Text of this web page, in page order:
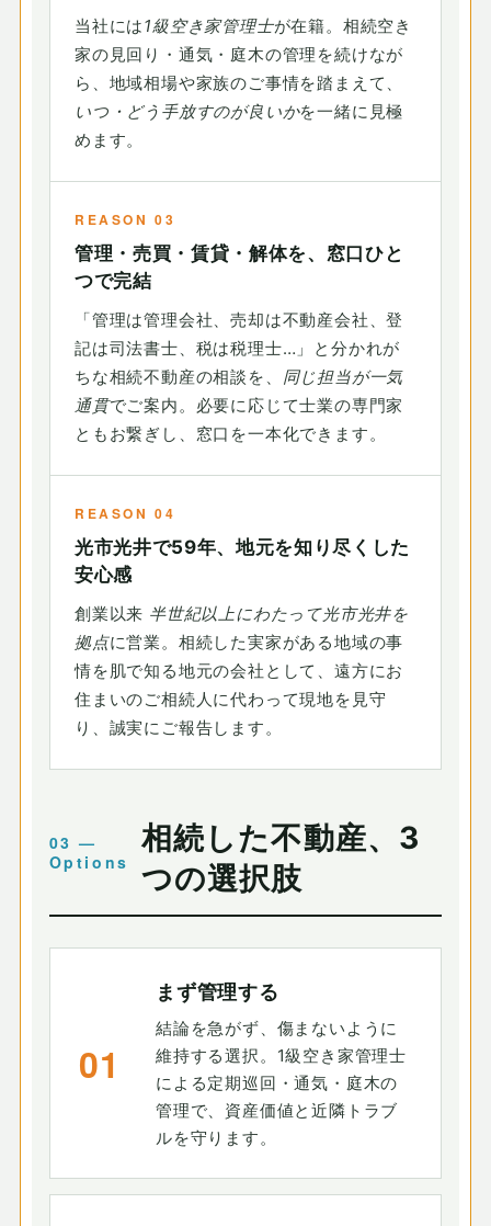
当社には1級空き家管理士が在籍。相続空き
家の見回り・通気・庭木の管理を続けなが
ら、地域相場や家族のご事情を踏まえて、
いつ・どう手放すのが良いかを一緒に見極
めます。
REASON 03
管理・売買・賃貸・解体を、窓口ひと
つで完結
「管理は管理会社、売却は不動産会社、登
記は司法書士、税は税理士…」と分かれが
ちな相続不動産の相談を、 同じ担当が一気
通貫でご案内。必要に応じて士業の専門家
ともお繋ぎし、窓口を一本化できます。
REASON 04
光市光井で59年、地元を知り尽くした
安心感
創業以来 半世紀以上にわたって光市光井を
拠点に営業。相続した実家がある地域の事
情を肌で知る地元の会社として、遠方にお
住まいのご相続人に代わって現地を見守
り、誠実にご報告します。
相続した不動産、3
つの選択肢
01
まず管理する
結論を急がず、傷まないように
維持する選択。1級空き家管理士
による定期巡回・通気・庭木の
管理で、資産価値と近隣トラブ
ルを守ります。